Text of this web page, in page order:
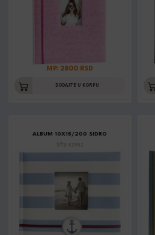
MP: 2800 RSD
DODAJTE U KORPU
ALBUM 10X15/200 SIDRO
Šifra: K2952